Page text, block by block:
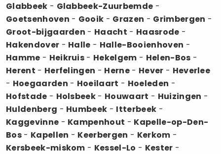
Glabbeek - Glabbeek-Zuurbemde -
Goetsenhoven - Gooik - Grazen - Grimbergen -
Groot-bijgaarden - Haacht - Haasrode -
Hakendover - Halle - Halle-Booienhoven -
Hamme - Heikruis - Hekelgem - Helen-Bos -
Herent - Herfelingen - Herne - Hever - Heverlee
- Hoegaarden - Hoeilaart - Hoeleden -
Hofstade - Holsbeek - Houwaart - Huizingen -
Huldenberg - Humbeek - Itterbeek -
Kaggevinne - Kampenhout - Kapelle-op-Den-
Bos- Kapellen - Keerbergen - Kerkom -
Kersbeek-miskom - Kessel-Lo - Kester -